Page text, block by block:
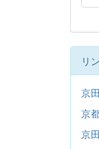
リ
京
京
京